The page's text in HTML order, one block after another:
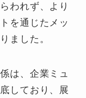
われず、より
を通じたメッ
ました。
は、企業ミュ
しており、展